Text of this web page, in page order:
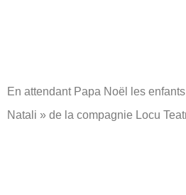
En attendant Papa Noël les
Natali » de la compagnie Locu